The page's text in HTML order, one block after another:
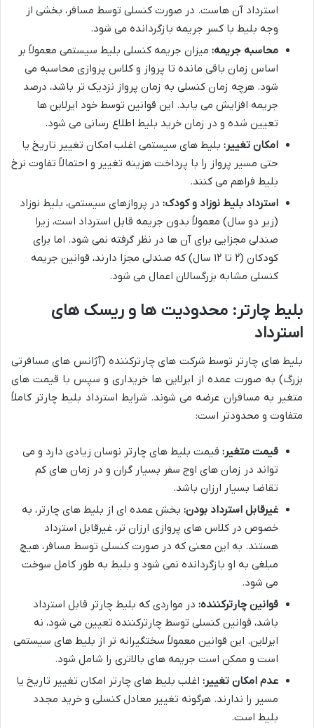
استرداد آن هاست. در صورت کنسلی توسط مسافر، بخشی از
وجه بلیط با کسر جریمه بازگردانده می شود.
محاسبه جریمه: میزان جریمه کنسلی بلیط سیستمی معمولاً بر
اساس زمان باقی مانده تا پرواز و کلاس پروازی محاسبه می
شود. هرچه زمان کنسلی به زمان پرواز نزدیک تر باشد، درصد
جریمه افزایش می یابد. این قوانین توسط خود ایرلاین ها
تعیین شده و در زمان خرید بلیط اطلاع رسانی می شود.
امکان تغییر: بلیط های سیستمی اغلب امکان تغییر تاریخ یا
حتی مسیر پرواز را با پرداخت هزینه تغییر و احتمالاً تفاوت نرخ
بلیط فراهم می کنند.
استرداد بلیط نوزاد و کودک: در پروازهای سیستمی، بلیط نوزاد
(زیر دو سال) معمولاً بدون جریمه قابل استرداد است، زیرا
صندلی مجزایی برای آن ها در نظر گرفته نمی شود. اما برای
کودکان (۲ تا ۱۲ سال) که صندلی مجزا دارند، قوانین جریمه
کنسلی مشابه بزرگسالان اعمال می شود.
بلیط چارتر: محدودیت ها و ریسک های
استرداد
بلیط های چارتر توسط شرکت های چارترکننده (آژانس های مسافرتی
بزرگ) به صورت عمده از ایرلاین ها خریداری و سپس با قیمت های
متغیر به مسافران عرضه می شوند. شرایط استرداد بلیط چارتر کاملاً
متفاوت و محدودتر است:
قیمت متغیر: قیمت بلیط های چارتر نوسان زیادی دارد و می
تواند در زمان های اوج سفر بسیار گران و در زمان های کم
تقاضا بسیار ارزان باشد.
غیرقابل استرداد بودن: بخش عمده ای از بلیط های چارتر، به
خصوص در کلاس های پروازی ارزان تر، غیرقابل استرداد
هستند. به این معنی که در صورت کنسلی توسط مسافر، هیچ
مبلغی به او بازگردانده نمی شود و بلیط به طور کامل سوخت
می شود.
قوانین چارترکننده: در مواردی که بلیط چارتر قابل استرداد
باشد، قوانین کنسلی توسط چارترکننده تعیین می شود، نه
ایرلاین. این قوانین معمولاً سختگیرانه تر از بلیط های سیستمی
است و ممکن است جریمه های بالاتری را شامل شود.
عدم امکان تغییر: اغلب بلیط های چارتر امکان تغییر تاریخ یا
مسیر را ندارند. هرگونه تغییر معادل کنسلی و خرید مجدد
بلیط است.